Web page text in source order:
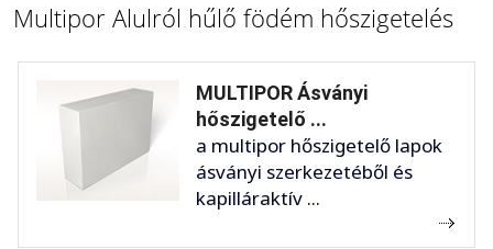
Multipor Alulról hűlő födém hőszigetelés
MULTIPOR Ásványi
hőszigetelő ...
a multipor hőszigetelő lapok
ásványi szerkezetéből és
kapilláraktív ...